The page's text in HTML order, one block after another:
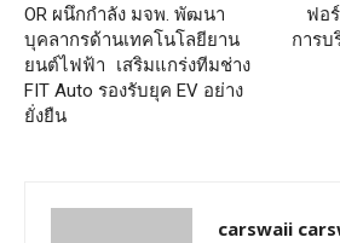
OR ผนึกกำลัง มจพ. พัฒนา
บุคลากรด้านเทคโนโลยียาน
ยนต์ไฟฟ้า เสริมแกร่งทีมช่าง
FIT Auto รองรับยุค EV อย่าง
ยั่งยืน
ฟอ
การบ
carswaii